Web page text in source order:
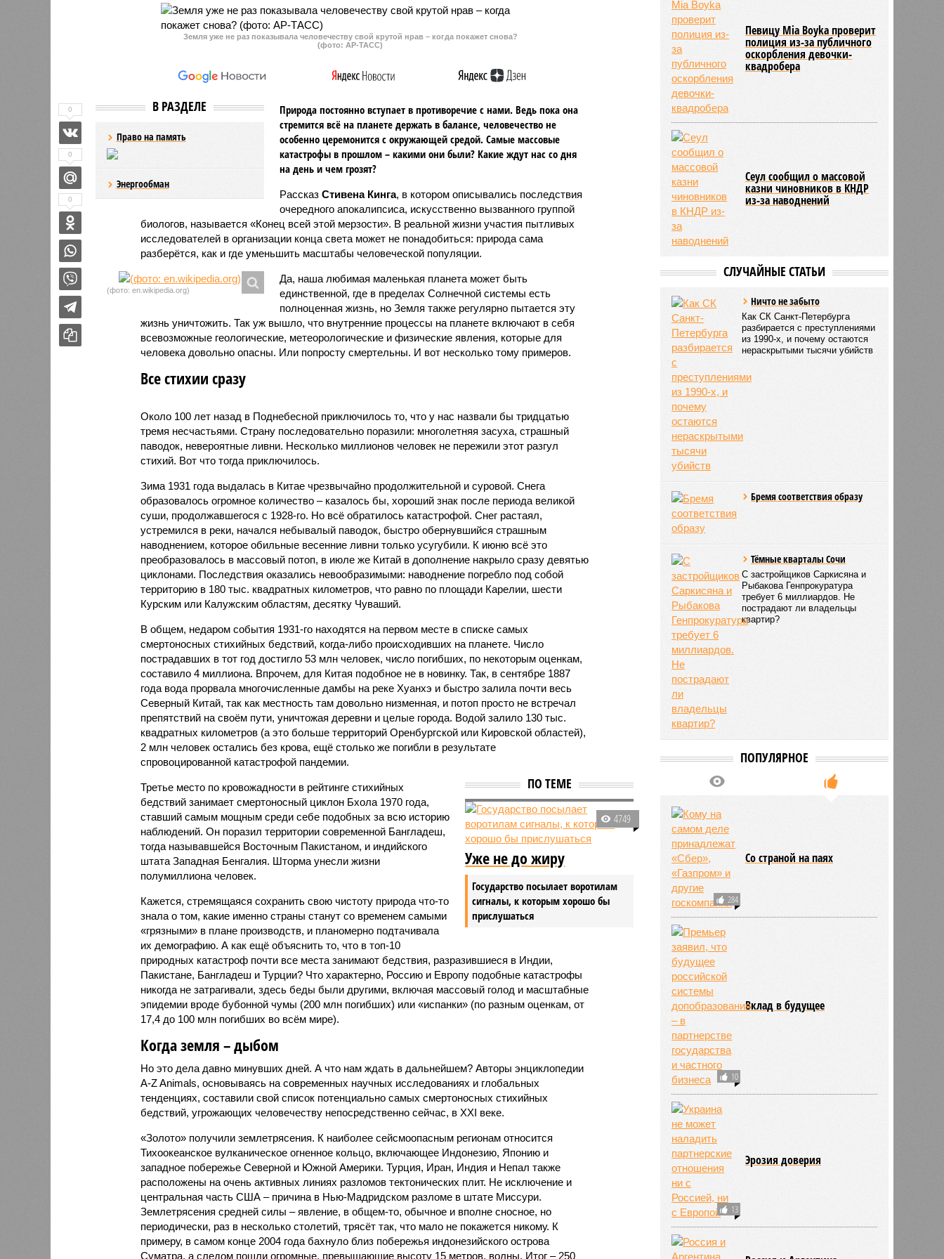
Земля уже не раз показывала человечеству свой крутой нрав – когда покажет снова?
(фото: АР-ТАСС)
В РАЗДЕЛЕ
Право на память
Энергообман
Природа постоянно вступает в противоречие с нами. Ведь пока она
стремится всё на планете держать в балансе, человечество не
особенно церемонится с окружающей средой. Самые массовые
катастрофы в прошлом – какими они были? Какие ждут нас со дня
на день и чем грозят?
Рассказ Стивена Кинга, в котором описывались последствия
очередного апокалипсиса, искусственно вызванного группой
биологов, называется «Конец всей этой мерзости». В реальной жизни участия пытливых
исследователей в организации конца света может не понадобиться: природа сама
разберётся, как и где уменьшить масштабы человеческой популяции.
(фото: en.wikipedia.org)
Да, наша любимая маленькая планета может быть
единственной, где в пределах Солнечной системы есть
полноценная жизнь, но Земля также регулярно пытается эту
жизнь уничтожить. Так уж вышло, что внутренние процессы на планете включают в себя
всевозможные геологические, метеорологические и физические явления, которые для
человека довольно опасны. Или попросту смертельны. И вот несколько тому примеров.
Все стихии сразу
Около 100 лет назад в Поднебесной приключилось то, что у нас назвали бы тридцатью
тремя несчастьями. Страну последовательно поразили: многолетняя засуха, страшный
паводок, невероятные ливни. Несколько миллионов человек не пережили этот разгул
стихий. Вот что тогда приключилось.
Зима 1931 года выдалась в Китае чрезвычайно продолжительной и суровой. Снега
образовалось огромное количество – казалось бы, хороший знак после периода великой
суши, продолжавшегося с 1928-го. Но всё обратилось катастрофой. Снег растаял,
устремился в реки, начался небывалый паводок, быстро обернувшийся страшным
наводнением, которое обильные весенние ливни только усугубили. К июню всё это
преобразовалось в массовый потоп, в июле же Китай в дополнение накрыло сразу девятью
циклонами. Последствия оказались невообразимыми: наводнение погребло под собой
территорию в 180 тыс. квадратных километров, что равно по площади Карелии, шести
Курским или Калужским областям, десятку Чуваший.
В общем, недаром события 1931-го находятся на первом месте в списке самых
смертоносных стихийных бедствий, когда-либо происходивших на планете. Число
пострадавших в тот год достигло 53 млн человек, число погибших, по некоторым оценкам,
составило 4 миллиона. Впрочем, для Китая подобное не в новинку. Так, в сентябре 1887
года вода прорвала многочисленные дамбы на реке Хуанхэ и быстро залила почти весь
Северный Китай, так как местность там довольно низменная, и потоп просто не встречал
препятствий на своём пути, уничтожая деревни и целые города. Водой залило 130 тыс.
квадратных километров (а это больше территорий Оренбургской или Кировской областей),
2 млн человек остались без крова, ещё столько же погибли в результате
спровоцированной катастрофой пандемии.
ПО ТЕМЕ
4749
Уже не до жиру
Государство посылает воротилам
сигналы, к которым хорошо бы
прислушаться
Третье место по кровожадности в рейтинге стихийных
бедствий занимает смертоносный циклон Бхола 1970 года,
ставший самым мощным среди себе подобных за всю историю
наблюдений. Он поразил территории современной Бангладеш,
тогда называвшейся Восточным Пакистаном, и индийского
штата Западная Бенгалия. Шторма унесли жизни
полумиллиона человек.
Кажется, стремящаяся сохранить свою чистоту природа что-то
знала о том, какие именно страны станут со временем самыми
«грязными» в плане производств, и планомерно подтачивала
их демографию. А как ещё объяснить то, что в топ-10
природных катастроф почти все места занимают бедствия, разразившиеся в Индии,
Пакистане, Бангладеш и Турции? Что характерно, Россию и Европу подобные катастрофы
никогда не затрагивали, здесь беды были другими, включая массовый голод и масштабные
эпидемии вроде бубонной чумы (200 млн погибших) или «испанки» (по разным оценкам, от
17,4 до 100 млн погибших во всём мире).
Когда земля – дыбом
Но это дела давно минувших дней. А что нам ждать в дальнейшем? Авторы энциклопедии
A-Z Animals, основываясь на современных научных исследованиях и глобальных
тенденциях, составили свой список потенциально самых смертоносных стихийных
бедствий, угрожающих человечеству непосредственно сейчас, в XXI веке.
«Золото» получили землетрясения. К наиболее сейсмоопасным регионам относится
Тихоокеанское вулканическое огненное кольцо, включающее Индонезию, Японию и
западное побережье Северной и Южной Америки. Турция, Иран, Индия и Непал также
расположены на очень активных линиях разломов тектонических плит. Не исключение и
центральная часть США – причина в Нью-Мадридском разломе в штате Миссури.
Землетрясения средней силы – явление, в общем-то, обычное и вполне сносное, но
периодически, раз в несколько столетий, трясёт так, что мало не покажется никому. К
примеру, в самом конце 2004 года бахнуло близ побережья индонезийского острова
Суматра, а следом пошли огромные, превышающие высоту 15 метров, волны. Итог – 250
0
0
0
Певицу Mia Boyka проверит
полиция из-за публичного
оскорбления девочки-
квадробера
Сеул сообщил о массовой
казни чиновников в КНДР
из-за наводнений
СЛУЧАЙНЫЕ СТАТЬИ
Ничто не забыто
Как СК Санкт-Петербурга
разбирается с преступлениями
из 1990-х, и почему остаются
нераскрытыми тысячи убийств
Бремя соответствия образу
Тёмные кварталы Сочи
С застройщиков Саркисяна и
Рыбакова Генпрокуратура
требует 6 миллиардов. Не
пострадают ли владельцы
квартир?
ПОПУЛЯРНОЕ
284
Со страной на паях
10
Вклад в будущее
13
Эрозия доверия